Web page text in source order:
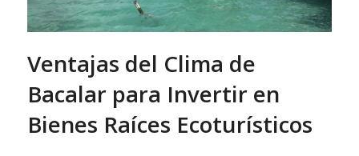
Ventajas del Clima de
Bacalar para Invertir en
Bienes Raíces Ecoturísticos